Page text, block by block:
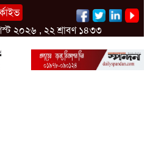
২০২৬ , ২২ শ্রাবণ ১৪৩৩